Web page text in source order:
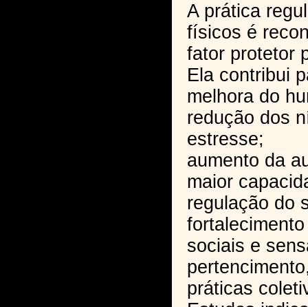
A prática
físicos é
fator protetor
Ela contribui
melhora do
redução dos
estresse;
aumento da
maior
regulação do
sociais e
práticas